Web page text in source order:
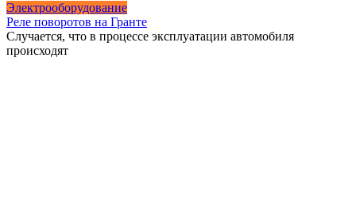
Электрооборудование
Реле поворотов на Гранте
Случается, что в процессе эксплуатации автомобиля
происходят